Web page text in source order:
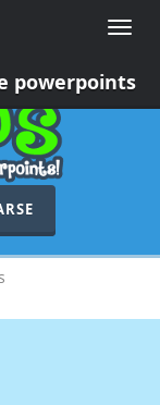
Toggle
powerpoints